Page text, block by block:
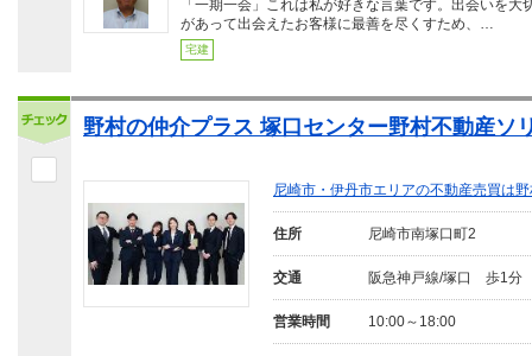
「一期一会」これは私が好きな言葉です。出会いを大
があって出会えたお客様に最善を尽くすため、…
宅建
野村の仲介プラス 塚口センター野村不動産ソ
尼崎市・伊丹市エリアの不動産売買は
住所 尼崎市南塚口町2
交通 阪急神戸線/塚口 歩1分
営業時間 10:00～18:00